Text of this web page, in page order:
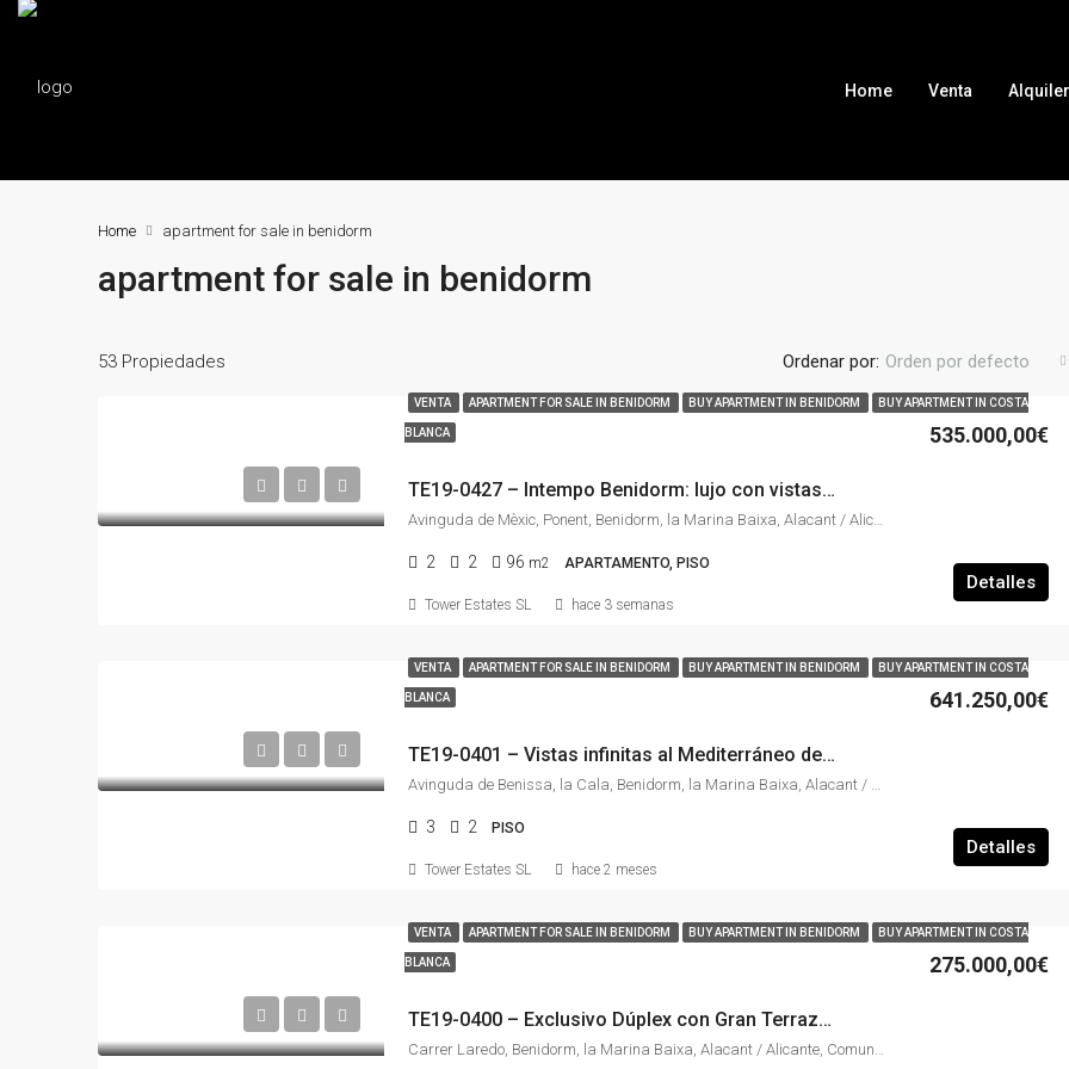
Home Venta Alquiler
Home apartment for sale in benidorm
apartment for sale in benidorm
53 Propiedades Ordenar por: Orden por defecto
VENTA APARTMENT FOR SALE IN BENIDORM BUY APARTMENT IN BENIDORM BUY APARTMENT IN COSTA
BLANCA
TE19-0427 – Intempo Benidorm: lujo con vistas frontales al mar y Playa de Poniente
535.000,00€
Avinguda de Mèxic, Ponent, Benidorm, la Marina Baixa, Alacant / Alicante, Comunitat Valenciana, 03509, España
2 2 96 m2 APARTAMENTO, PISO
Detalles
Tower Estates SL hace 3 semanas
VENTA APARTMENT FOR SALE IN BENIDORM BUY APARTMENT IN BENIDORM BUY APARTMENT IN COSTA
BLANCA
TE19-0401 – Vistas infinitas al Mediterráneo desde las alturas de Benidorm | Exclusiva vivienda con terraza, piscinas y garaje
641.250,00€
Avinguda de Benissa, la Cala, Benidorm, la Marina Baixa, Alacant / Alicante, Comunitat Valenciana, 03509, España
3 2 PISO
Detalles
Tower Estates SL hace 2 meses
VENTA APARTMENT FOR SALE IN BENIDORM BUY APARTMENT IN BENIDORM BUY APARTMENT IN COSTA
BLANCA
TE19-0400 – Exclusivo Dúplex con Gran Terraza en Playa de Poniente Benidorm | Vivienda de Lujo con Vistas al Puig Campana y Garaje Privado
275.000,00€
Carrer Laredo, Benidorm, la Marina Baixa, Alacant / Alicante, Comunitat Valenciana, 03509, España